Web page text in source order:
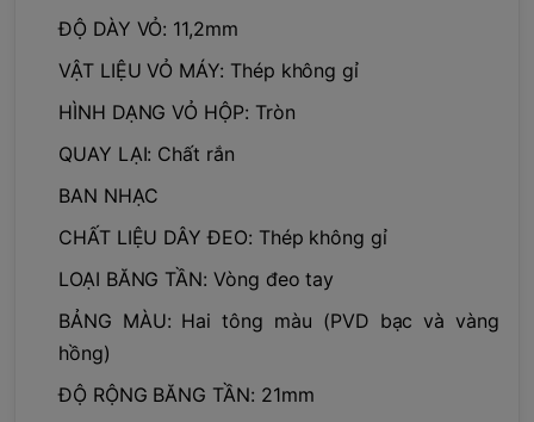
ĐỘ DÀY VỎ: 11,2mm
VẬT LIỆU VỎ MÁY: Thép không gỉ
HÌNH DẠNG VỎ HỘP: Tròn
QUAY LẠI: Chất rắn
BAN NHẠC
CHẤT LIỆU DÂY ĐEO: Thép không gỉ
LOẠI BĂNG TẦN: Vòng đeo tay
BẢNG MÀU: Hai tông màu (PVD bạc và vàng
hồng)
ĐỘ RỘNG BĂNG TẦN: 21mm